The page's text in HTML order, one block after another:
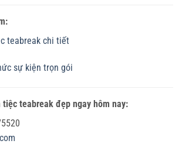
teabreak chi tiết
sự kiện trọn gói
teabreak đẹp ngay hôm nay: